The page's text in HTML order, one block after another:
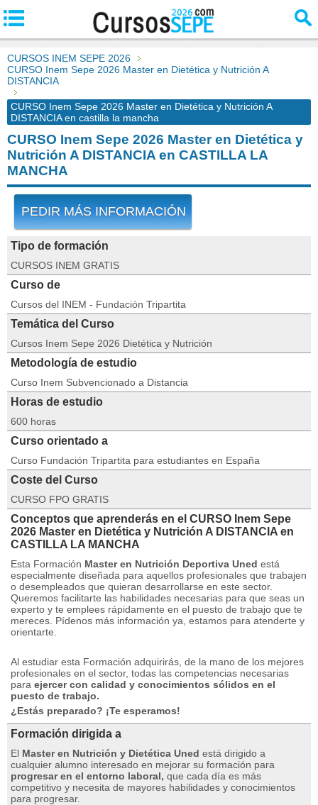
CURSOS INEM SEPE 2026
CURSO Inem Sepe 2026 Master en Dietética y Nutrición A
DISTANCIA
CURSO Inem Sepe 2026 Master en Dietética y Nutrición A
DISTANCIA en castilla la mancha
CURSO Inem Sepe 2026 Master en Dietética y
Nutrición A DISTANCIA en CASTILLA LA
MANCHA
PEDIR MÁS INFORMACIÓN
Tipo de formación
CURSOS INEM GRATIS
Curso de
Cursos del INEM - Fundación Tripartita
Temática del Curso
Cursos Inem Sepe 2026 Dietética y Nutrición
Metodología de estudio
Curso Inem Subvencionado a Distancia
Horas de estudio
600 horas
Curso orientado a
Curso Fundación Tripartita para estudiantes en España
Coste del Curso
CURSO FPO GRATIS
Conceptos que aprenderás en el CURSO Inem Sepe
2026 Master en Dietética y Nutrición A DISTANCIA en
CASTILLA LA MANCHA
Esta Formación Master en Nutrición Deportiva Uned está
especialmente diseñada para aquellos profesionales que trabajen
o desempleados que quieran desarrollarse en este sector.
Queremos facilitarte las habilidades necesarias para que seas un
experto y te emplees rápidamente en el puesto de trabajo que te
mereces. Pídenos más información ya, estamos para atenderte y
orientarte.
Al estudiar esta Formación adquirirás, de la mano de los mejores
profesionales en el sector, todas las competencias necesarias
para ejercer con calidad y conocimientos sólidos en el
puesto de trabajo.
¿Estás preparado? ¡Te esperamos!
Formación dirigida a
El Master en Nutrición y Dietética Uned está dirigido a
cualquier alumno interesado en mejorar su formación para
progresar en el entorno laboral, que cada día es más
competitivo y necesita de mayores habilidades y conocimientos
para progresar.